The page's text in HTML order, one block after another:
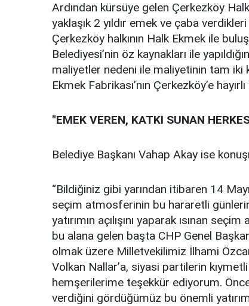
Ardından kürsüye gelen Çerkezköy
yaklaşık 2 yıldır emek ve çaba
Çerkezköy halkının Halk Ekmek ile
Belediyesi’nin öz kaynakları ile
maliyetler nedeni ile maliyetinin tam iki
Ekmek Fabrikası’nın Çerkezköy’e
"EMEK VEREN, KATKI SUNAN
Belediye Başkanı Vahap Akay ise
“Bildiğiniz gibi yarından itibaren 14
seçim atmosferinin bu hararetli
yatırımın açılışını yaparak ısınan
bu alana gelen başta CHP Genel
olmak üzere Milletvekilimiz İlhami
Volkan Nallar’a, siyasi partilerin
hemşerilerime teşekkür ediyorum.
verdiğini gördüğümüz bu önemli